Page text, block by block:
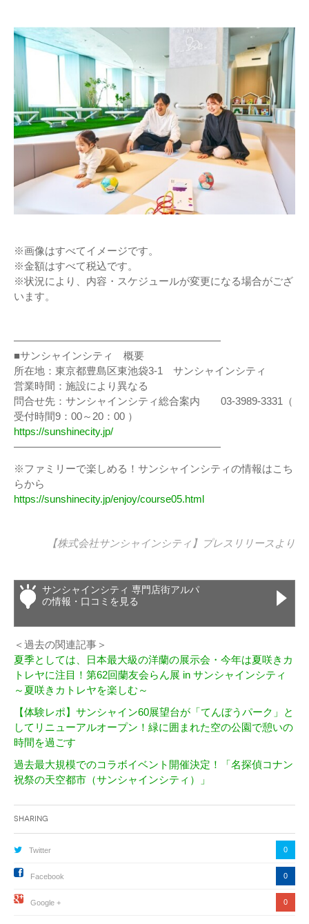
※画像はすべてイメージです。
※金額はすべて税込です。
※状況により、内容・スケジュールが変更になる場合がござ
います。
————————————————————
■サンシャインシティ 概要
所在地：東京都豊島区東池袋3-1 サンシャインシティ
営業時間：施設により異なる
問合せ先：サンシャインシティ総合案内 03-3989-3331（
受付時間9：00～20：00 ）
https://sunshinecity.jp/
————————————————————
※ファミリーで楽しめる！サンシャインシティの情報はこち
らから
https://sunshinecity.jp/enjoy/course05.html
【株式会社サンシャインシティ】 プレスリリース より
サンシャインシティ 専門店街アルパ
の情報・口コミを見る
＜過去の関連記事＞
夏季としては、日本最大級の洋蘭の展示会・今年は夏咲きカ
トレヤに注目！第62回蘭友会らん展 in サンシャインシティ
～夏咲きカトレヤを楽しむ～
【体験レポ】サンシャイン60展望台が「てんぼうパーク」と
してリニューアルオープン！緑に囲まれた空の公園で憩いの
時間を過ごす
過去最大規模でのコラボイベント開催決定！「名探偵コナン
祝祭の天空都市（サンシャインシティ）」
Sharing
Twitter 0
Facebook 0
Google + 0